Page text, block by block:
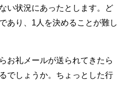
い状況にあったとします。ど
あり、1人を決めることが難し
お礼メールが送られてきたら
でしょうか。ちょっとした行